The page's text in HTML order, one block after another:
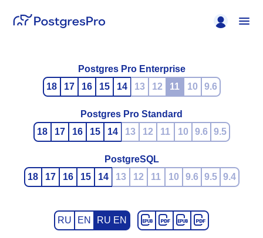
Postgres Pro Enterprise
18
17 16 15 14 13 12 11 10 9.6
Postgres Pro Standard
18
17 16 15 14 13 12 11 10 9.6 9.5
PostgreSQL
18
17 16 15 14 13 12 11 10 9.6 9.5 9.4
RU EN RU EN